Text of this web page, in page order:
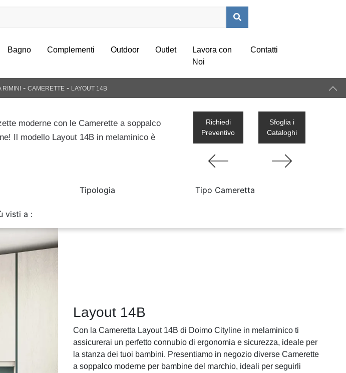
Bagno Complementi Outdoor Outlet
Lavora con
Noi
Contatti
- CAMERETTE - LAYOUT 14B
moderne con le Camerette a soppalco
Il modello Layout 14B in melaminico è
Richiedi
Preventivo
Sfoglia i
Cataloghi
Tipologia Tipo Cameretta
visti a :
Layout 14B
Con la Cameretta Layout 14B di Doimo Cityline in melaminico ti
assicurerai un perfetto connubio di ergonomia e sicurezza, ideale per
la stanza dei tuoi bambini. Presentiamo in negozio diverse Camerette
a soppalco moderne per bambine del marchio, ideali per seguirli